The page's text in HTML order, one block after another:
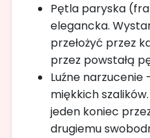
Pętla paryska
elegancka.
przełożyć przez
przez powstałą
Luźne narzucenie
miękkich
jeden koniec
drugiemu